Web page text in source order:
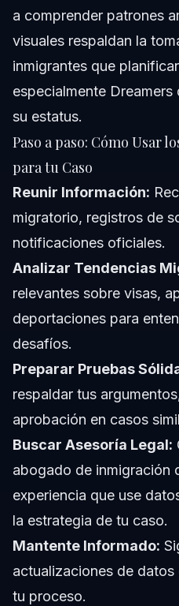
a comprender patrones
visuales respaldan la
inmigrantes que
especialmente
su estatus.
Paso a paso: Cómo Usar
para tu Caso
Reunir Información:
migratorio, registros de
notificaciones oficiales.
Analizar Tendencias
relevantes sobre visas,
deportaciones para
desafíos.
Preparar Pruebas
respaldar tus
aprobación en casos
Buscar Asesoría Legal:
abogado de inmigración
experiencia que use
la estrategia de tu caso.
Mantente Informado:
actualizaciones de
tu proceso.